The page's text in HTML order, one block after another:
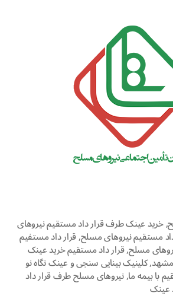
,خرید عینک طرف قرار داد مستقیم نیروهای
مستقیم نیروهای مسلح,قرار داد مستفیم
مسلح,قرار داد مستقیم خرید عینک
,کلینیک بینایی سنجی و عینک نگاه نو
با بیمه ما,نیروهای مسلح طرف قرار داد
عینک